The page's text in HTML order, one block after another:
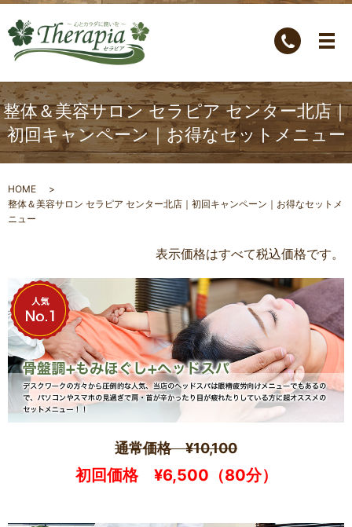
整体＆美容サロン セラピア センター北店｜
初回キャンペーン｜お得なセットメニュー
HOME
整体＆美容サロン セラピア センター北店｜初回キャンペーン｜お得なセットメ
ニュー
表示価格はすべて税込価格です。
通常価格 ¥10,100
初回価格 ¥6,500（80分）